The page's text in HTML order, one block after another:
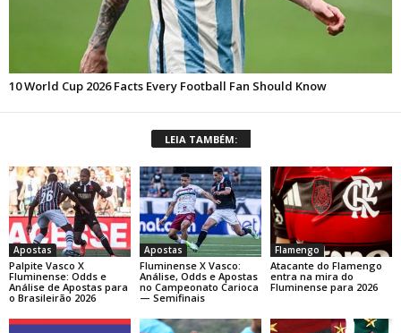
LEIA TAMBÉM:
Apostas
Palpite Vasco X
Fluminense: Odds e
Análise de Apostas para
o Brasileirão 2026
Apostas
Fluminense X Vasco:
Análise, Odds e Apostas
no Campeonato Carioca
— Semifinais
Flamengo
Atacante do Flamengo
entra na mira do
Fluminense para 2026